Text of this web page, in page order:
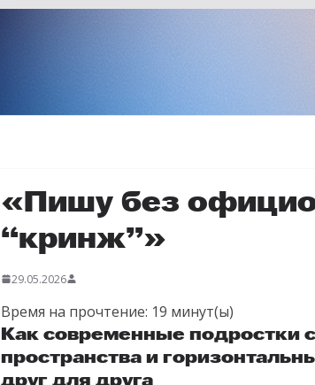
«Пишу без
“кринж”»
29.05.2026
Время на прочтение: 19 минут(ы)
Как современные подростки
пространства и
друг для друга